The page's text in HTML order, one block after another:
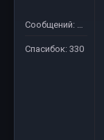
Сообщений: 311
Спасибок: 330